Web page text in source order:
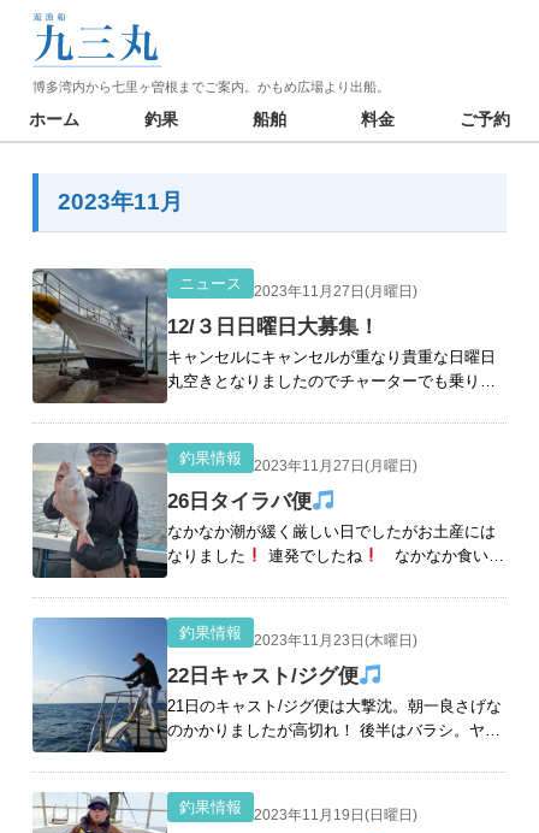
博多湾内から七里ヶ曽根までご案内。かもめ広場より出船。
ホーム 釣果 船舶 料金 ご予約
2023年11月
ニュース 2023年11月27日(月曜日)
12/３日日曜日大募集！
キャンセルにキャンセルが重なり貴重な日曜日
丸空きとなりましたのでチャーターでも乗り合
いでも大募集中です ご連絡お待ちしておりま
す
釣果情報
2023年11月27日(月曜日)
26日タイラバ便
なかなか潮が緩く厳しい日でしたがお土産には
なりました
連発でしたね
なかなか食いが
浅い中お見事です！ ジャンボアオナでお土産ゲ
ット アオナ２匹がけ！ &nbsp[続きを読む]
釣果情報
2023年11月23日(木曜日)
22日キャスト/ジグ便
21日のキャスト/ジグ便は大撃沈。朝一良さげな
のかかりましたが高切れ！ 後半はバラシ。ヤズ
とスマガツオのみとなりました。 22日バイトの
みからシイラやダツでボイルはあるのですがな
かなかタイミング合わせれず。 でも後半バイ
[続きを読む]
釣果情報 2023年11月19日(日曜日)